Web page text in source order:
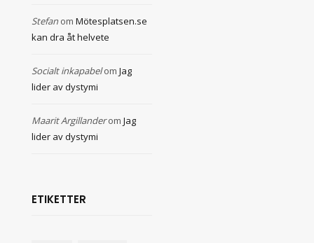
Stefan om Mötesplatsen.se
kan dra åt helvete
Socialt inkapabelom Jag
lider av dystymi
Maarit Argillanderom Jag
lider av dystymi
ETIKETTER